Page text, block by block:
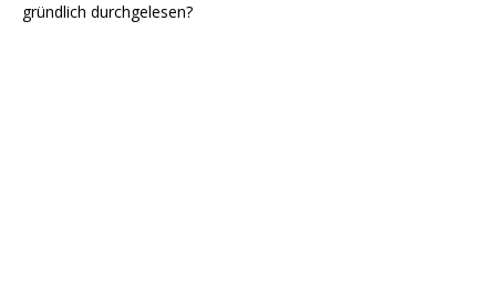
gründlich durchgelesen?